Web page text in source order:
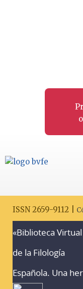
ISSN 2659-9112 |
«Biblioteca Virtual
de la Filología
Española. Una